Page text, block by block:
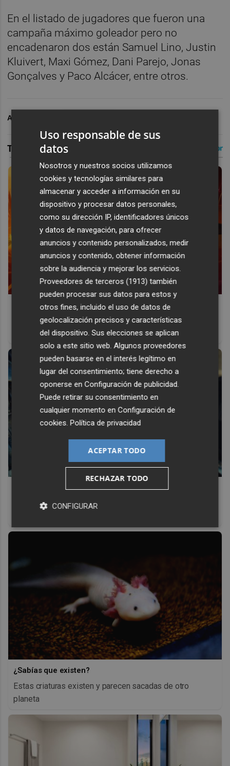
En el listado de jugadores que fueron una
campaña máximo goleador pero no
encadenaron dos están Samuel Lino, Justin
Kluivert, Maxi Gómez, Dani Parejo, Jonas
Gonçalves y Paco Alcácer, entre otros.
ARCHIVADO EN
Corepunk MMORPG
Un verdadero MMORPG de la vieja escuela ¡Cómo los de
antes, pero mejor!
Pasaportes que abren puertas
Los pasaportes más poderosos del mundo, ¿está el
¿Sabías que existen?
Estas criaturas existen y parecen sacadas de otro
planeta
Uso responsable de sus
datos
Nosotros y nuestros socios utilizamos
cookies y tecnologías similares para
almacenar y acceder a información en su
dispositivo y procesar datos personales,
como su dirección IP, identificadores únicos
y datos de navegación, para ofrecer
anuncios y contenido personalizados, medir
anuncios y contenido, obtener información
sobre la audiencia y mejorar los servicios.
Proveedores de terceros (1913) también
pueden procesar sus datos para estos y
otros fines, incluido el uso de datos de
geolocalización precisos y características
del dispositivo. Sus elecciones se aplican
solo a este sitio web. Algunos proveedores
pueden basarse en el interés legítimo en
lugar del consentimiento; tiene derecho a
oponerse enConfiguración de publicidad.
Puede retirar su consentimiento en
cualquier momento enConfiguración de
cookies.Política de privacidad
ACEPTAR TODO
RECHAZAR TODO
CONFIGURAR